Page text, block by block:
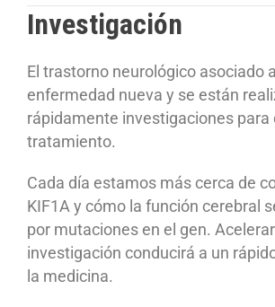
Investigación
El trastorno neurológico asociado
enfermedad nueva y se están
rápidamente investigaciones para
tratamiento.
Cada día estamos más cerca de
KIF1A y cómo la función cerebral
por mutaciones en el gen.
investigación conducirá a un
la medicina.